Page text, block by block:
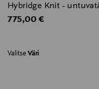
Hybridge Knit -
Original Price
775,00 €
Valitse Väri